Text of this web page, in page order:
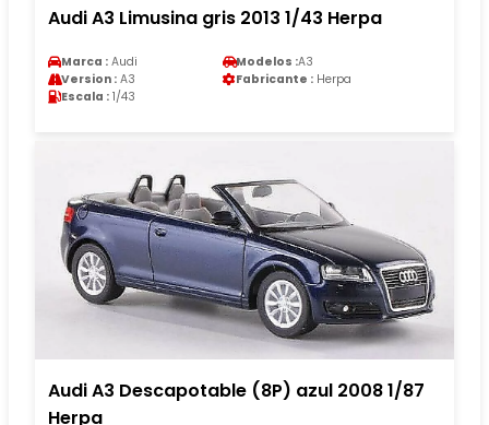
Audi A3 Limusina gris 2013 1/43 Herpa
Marca : Audi Modelos :A3
Version : A3 Fabricante : Herpa
Escala : 1/43
Audi A3 Descapotable (8P) azul 2008 1/87
Herpa